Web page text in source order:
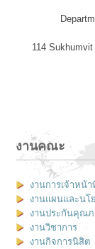
114
งานคณะ
งานการเจ้าหน้า
งานแผนและนโ
งานประกันคุณ
งานวิชาการ
งานกิจการนิสิต